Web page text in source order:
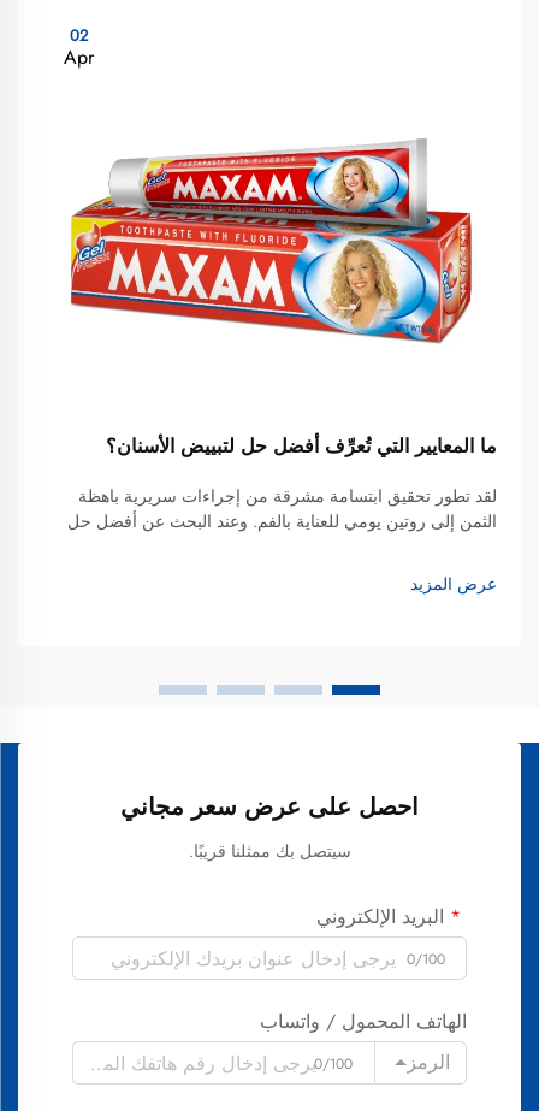
02
Apr
ما المعايير التي تُعرِّف أفضل حل لتبييض الأسنان؟
لقد تطور تحقيق ابتسامة مشرقة من إجراءات سريرية باهظة
الثمن إلى روتين يومي للعناية بالفم. وعند البحث عن أفضل حل
المستهلكين الآن نحو أدوات التبييض المتقدمة مثل فرشاة
الأسنان...
عرض المزيد
احصل على عرض سعر مجاني
سيتصل بك ممثلنا قريبًا.
البريد الإلكتروني
0/100
الهاتف المحمول / واتساب
الرمز
0/100